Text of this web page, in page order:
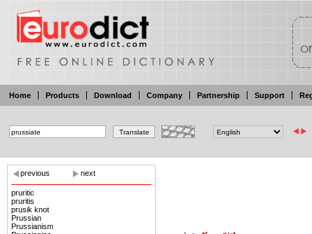
Home Products Download Company Partnership Support
previous next
pruritic
pruritis
prusik knot
Prussian
Prussianism